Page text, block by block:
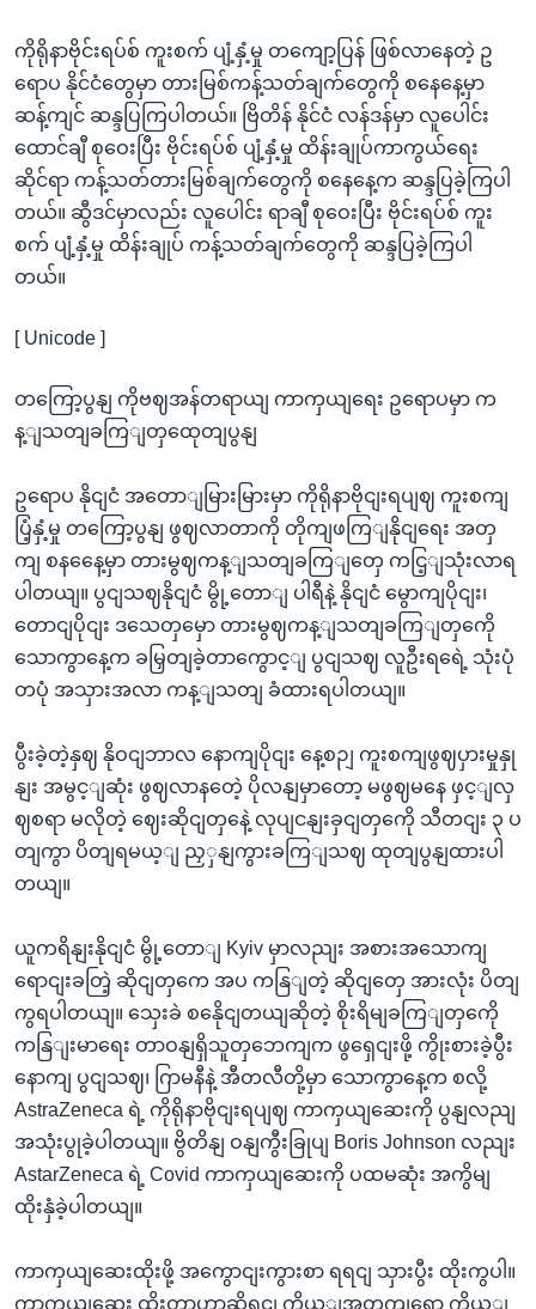
ကိုရိုနာဗိုင်းရပ်စ် ကူးစက် ပျံ့နှံ့မှု တကျော့ပြန် ဖြစ်လာနေတဲ့ ဥ
ရောပ နိုင်ငံတွေမှာ တားမြစ်ကန့်သတ်ချက်တွေကို စနေနေ့မှာ
ဆန့်ကျင် ဆန္ဒပြကြပါတယ်။ ဗြိတိန် နိုင်ငံ လန်ဒန်မှာ လူပေါင်း
ထောင်ချီ စုဝေးပြီး ဗိုင်းရပ်စ် ပျံ့နှံ့မှု ထိန်းချုပ်ကာကွယ်ရေး
ဆိုင်ရာ ကန့်သတ်တားမြစ်ချက်တွေကို စနေနေ့က ဆန္ဒပြခဲ့ကြပါ
တယ်။ ဆွီဒင်မှာလည်း လူပေါင်း ရာချီ စုဝေးပြီး ဗိုင်းရပ်စ် ကူး
စက် ပျံ့နှံ့မှု ထိန်းချုပ် ကန့်သတ်ချက်တွေကို ဆန္ဒပြခဲ့ကြပါ
တယ်။
[ Unicode ]
တကြော့ပွနျ ကိုဗဈအန်တရာယျ ကာကှယျရေး ဥရောပမှာ က
န့ျသတျခကြျတှထေုတျပွနျ
ဥရောပ နိုငျငံ အတောျမြားမြားမှာ ကိုရိုနာဗိုငျးရပျဈ ကူးစကျ
ပြံ့နှံ့မှု တကြော့ပွနျ ဖွဈလာတာကို တိုကျဖကြျနိုငျရေး အတှ
ကျ စနနေေ့မှာ တားမွဈကန့ျသတျခကြျတှေ ကငြ့ျသုံးလာရ
ပါတယျ။ ပွငျသဈနိုငျငံ မွို့တောျ ပါရီနဲ့ နိုငျငံ မွောကျပိုငျး၊
တောငျပိုငျး ဒသေတှမှော တားမွဈကန့ျသတျခကြျတှကေို
သောကွာနေ့က ခမြှတျခဲ့တာကွောင့ျ ပွငျသဈ လူဦးရရေဲ့ သုံးပုံ
တပုံ အသှားအလာ ကန့ျသတျ ခံထားရပါတယျ။
ပွီးခဲ့တဲ့နှဈ နိုဝငျဘာလ နောကျပိုငျး နေ့စဉျ ကူးစကျဖွဈပှားမှုနှု
နျး အမွင့ျဆုံး ဖွဈလာနတေဲ့ ပိုလနျမှာတော့ မဖွဈမနေ ဖှင့ျလှ
ဈစရာ မလိုတဲ့ ဈေးဆိုငျတှနေဲ့ လုပျငနျးခှငျတှကေို သီတငျး ၃ ပ
တျကွာ ပိတျရမယ့ျ ညှှနျကွားခကြျသဈ ထုတျပွနျထားပါ
တယျ။
ယူကရိနျးနိုငျငံ မွို့တောျ Kyiv မှာလညျး အစားအသောကျ
ရောငျးခတြဲ့ ဆိုငျတှကေ အပ ကနြျတဲ့ ဆိုငျတှေ အားလုံး ပိတျ
ကွရပါတယျ။ သှေးခဲ စနေိုငျတယျဆိုတဲ့ စိုးရိမျခကြျတှကေို
ကနြျးမာရေး တာဝနျရှိသူတှဘေကျက ဖွရှေငျးဖို့ ကွိုးစားခဲ့ပွီး
နောကျ ပွငျသဈ၊ ဂြာမနီနဲ့ အီတလီတို့မှာ သောကွာနေ့က စလို့
AstraZeneca ရဲ့ ကိုရိုနာဗိုငျးရပျဈ ကာကှယျဆေးကို ပွနျလညျ
အသုံးပွုခဲ့ပါတယျ။ ဗွိတိနျ ဝနျကွီးခြုပျ Boris Johnson လညျး
AstarZeneca ရဲ့ Covid ကာကှယျဆေးကို ပထမဆုံး အကွိမျ
ထိုးနှံခဲ့ပါတယျ။
ကာကှယျဆေးထိုးဖို့ အကွောငျးကွားစာ ရရငျ သှားပွီး ထိုးကွပါ။
ကာကှယျဆေး ထိုးတာဟာဆိုရငျ ကိုယ့ျအတှကျရော ကိုယ့ျ